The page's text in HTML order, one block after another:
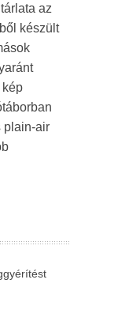
az
készült
kép
plain-air